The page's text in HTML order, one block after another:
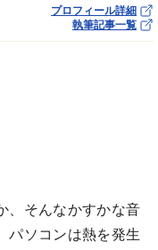
プロフィール詳細
執筆記事一覧
、そんなかすかな音
ソコンは熱を発生